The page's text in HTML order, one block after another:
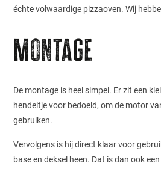
échte volwaardige pizzaoven. Wij
Montage
De montage is heel simpel. Er zit een
hendeltje voor bedoeld, om de motor
gebruiken.
Vervolgens is hij direct klaar voor
base en deksel heen. Dat is dan ook